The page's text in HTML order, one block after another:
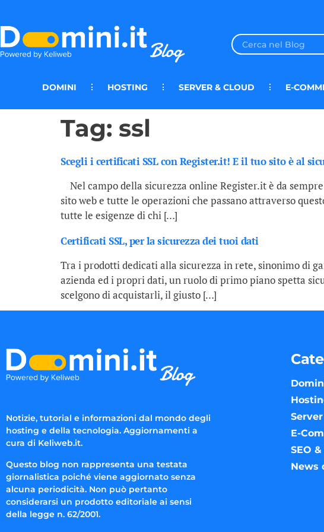
DOMINI HOSTING SERVER & CLOUD E-
Tag: ssl
Scegli i certificati SSL con Register.it! E il tuo sito è al
Nel campo della sicurezza online Register.it è da
sito web e tutte le operazioni che passano attraverso
tutte le esigenze di chi […]
Certificati SSL, per la sicurezza dei tuoi dati
Tra i prodotti dedicati alla sicurezza in rete, sinonimo di
azienda ed i propri dati, un ruolo di primo piano spetta
scelgono di acquistarli, il giusto […]
Notizie, tutorial e informazioni dal mondo degli
hosting e della tecnologia. Aggiornamenti a
cura di Keliweb.it.
Questo blog non rappresenta una testata
giornalistica poiché viene aggiornato senza
alcuna periodicità. Non può pertanto
considerarsi un prodotto editoriale ai sensi
della legge n. 62/2001.
E-
SEO
News